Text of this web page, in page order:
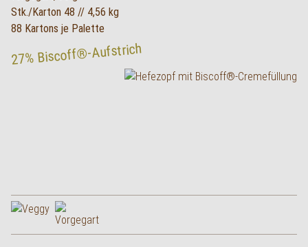
Stk./Karton 48 // 4,56 kg
88 Kartons je Palette
27% Biscoff®-Aufstrich
FAQ
English